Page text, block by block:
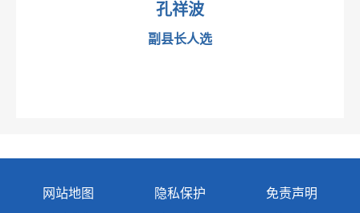
孔祥波
副县长人选
网站地图 隐私保护
免责声明